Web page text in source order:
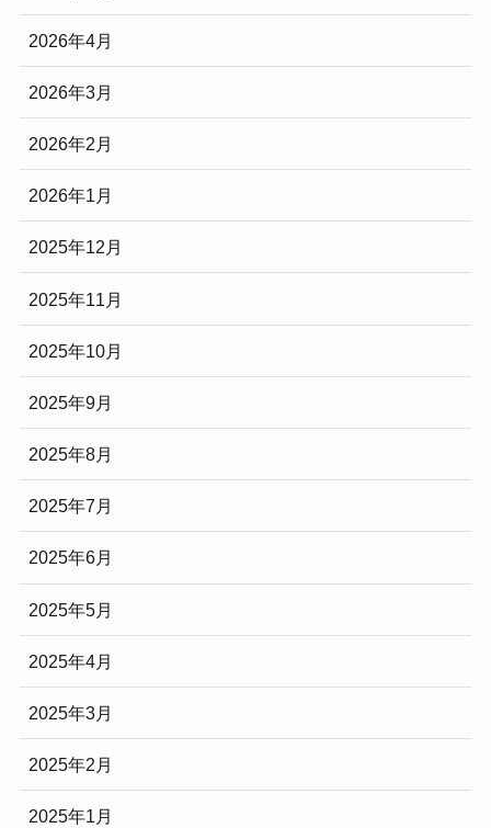
2026年4月
2026年3月
2026年2月
2026年1月
2025年12月
2025年11月
2025年10月
2025年9月
2025年8月
2025年7月
2025年6月
2025年5月
2025年4月
2025年3月
2025年2月
2025年1月